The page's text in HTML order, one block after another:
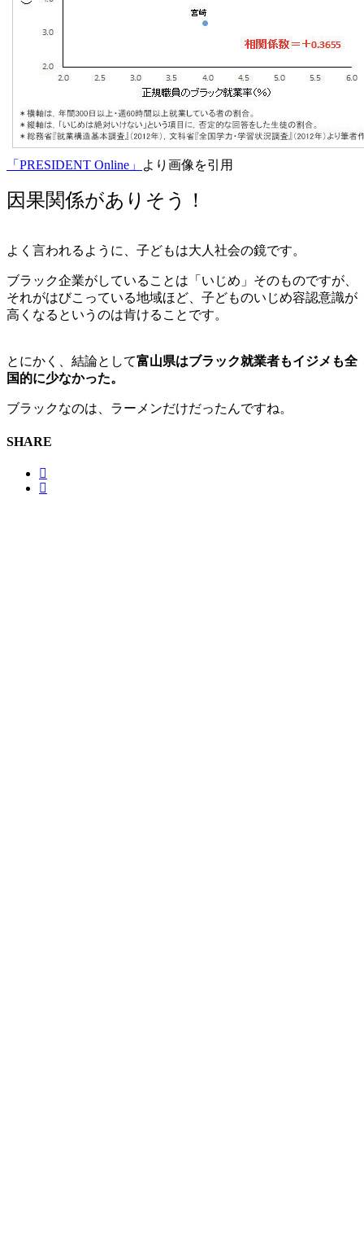
「PRESIDENT Online」 より画像を引用
因果関係がありそう！
よく言われるように、子どもは大人社会の鏡です。
ブラック企業がしていることは「いじめ」そのものですが、
それがはびこっている地域ほど、子どものいじめ容認意識が
高くなるというのは肯けることです。
とにかく、結論として富山県はブラック就業者もイジメも全
国的に少なかった。
ブラックなのは、ラーメンだけだったんですね。
SHARE